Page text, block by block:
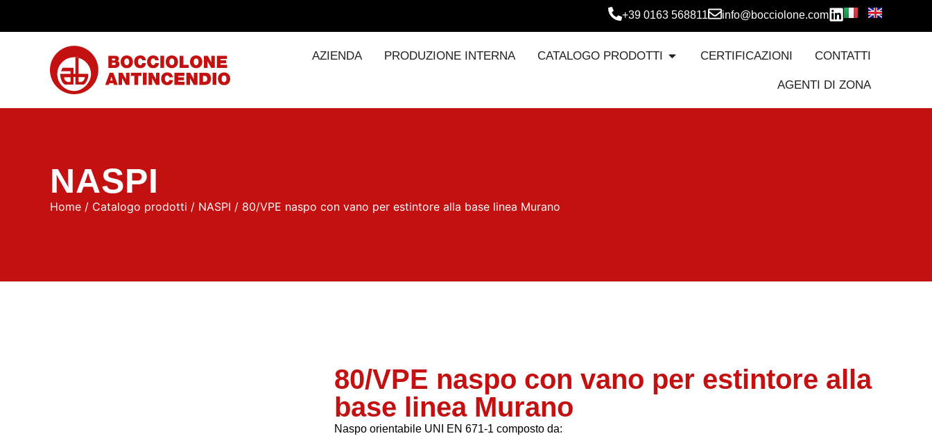
+39 0163 568811 info@bocciolone.com
AZIENDA PRODUZIONE INTERNA CATALOGO PRODOTTI CERTIFICAZIONI CONTATTI
AGENTI DI ZONA
NASPI
Home / Catalogo prodotti / NASPI / 80/VPE naspo con vano per estintore alla base linea Murano
80/VPE naspo con vano per estintore alla
base linea Murano
Naspo orientabile UNI EN 671-1 composto da: